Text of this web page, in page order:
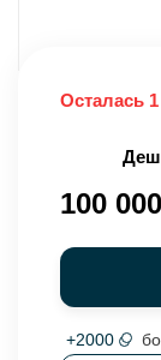
Осталась
100
+2000